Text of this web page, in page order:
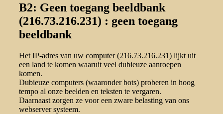
B2: Geen toegang beeldbank
(216.73.216.231) : geen toegang
beeldbank
Het IP-adres van uw computer (216.73.216.231) lijkt uit
een land te komen waaruit veel dubieuze aanroepen
komen.
Dubieuze computers (waaronder bots) proberen in hoog
tempo al onze beelden en teksten te vergaren.
Daarnaast zorgen ze voor een zware belasting van ons
webserver systeem.